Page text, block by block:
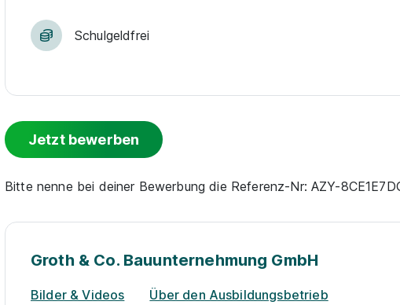
Schulgeld­frei
Jetzt bewerben
Bitte nenne bei deiner Bewerbung die Referenz-Nr: AZY-
Groth & Co. Bauunternehmung GmbH
Bilder & Videos Über den Ausbildungsbetrieb